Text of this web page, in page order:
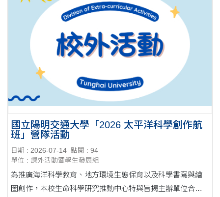
國立陽明交通大學「2026 太平洋科學創作航
班」營隊活動
日期 : 2026-07-14 點閱 : 94
單位 : 課外活動暨學生發展組
為推廣海洋科學教育、地方環境生態保育以及科學書寫與繪
圖創作，本校生命科學研究推動中心特與旨揭主辦單位合